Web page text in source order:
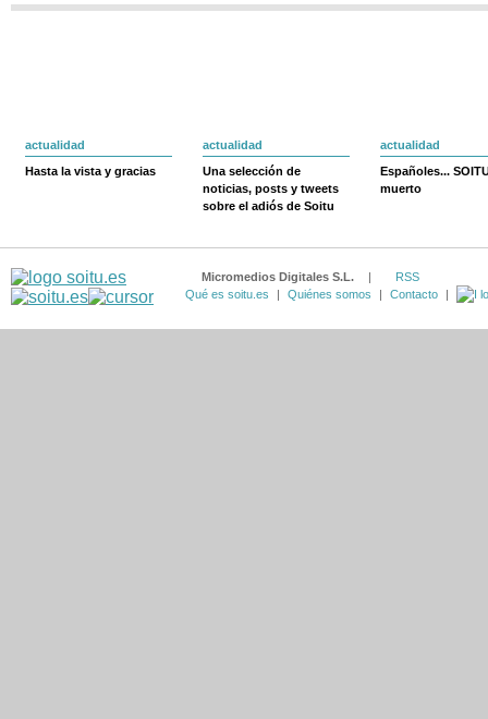
actualidad
Hasta la vista y gracias
actualidad
Una selección de
noticias, posts y tweets
sobre el adiós de Soitu
actualidad
Españoles...
muerto
Micromedios Digitales S.L. |
RSS
Qué es soitu.es
| Quiénes somos | Contacto |